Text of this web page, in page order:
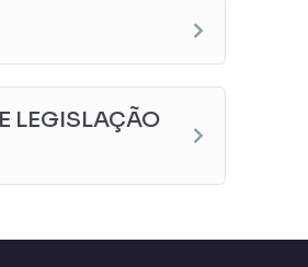
LEGISLAÇÃO